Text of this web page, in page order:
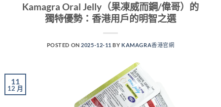
Kamagra Oral Jelly（果凍威而鋼/偉哥）的
獨特優勢：香港用戶的明智之選
POSTED ON2025-12-11 BYKAMAGRA香港官網
11
12 月